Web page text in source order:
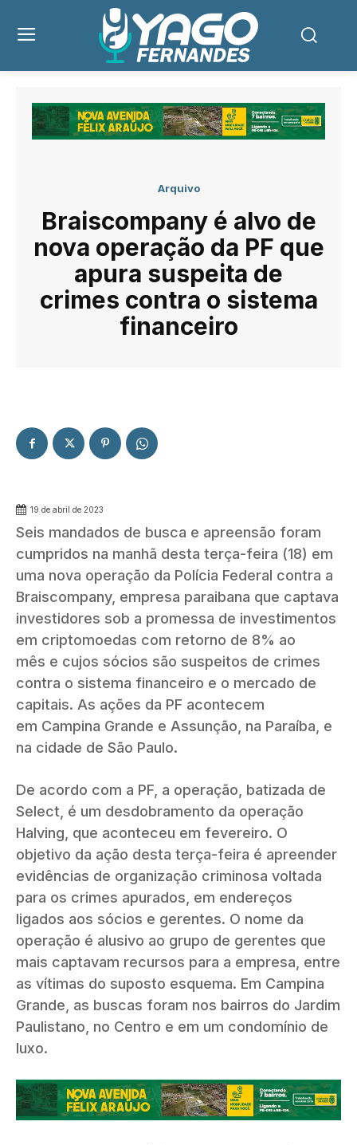
Arquivo
Braiscompany é alvo de
nova operação da PF que
apura suspeita de
crimes contra o sistema
financeiro
19 de abril de 2023
Seis mandados de busca e apreensão foram
cumpridos na manhã desta terça-feira (18) em
uma nova operação da Polícia Federal contra a
Braiscompany, empresa paraibana que captava
investidores sob a promessa de investimentos
em criptomoedas com retorno de 8% ao
mês e cujos sócios são suspeitos de crimes
contra o sistema financeiro e o mercado de
capitais. As ações da PF acontecem
em Campina Grande e Assunção, na Paraíba, e
na cidade de São Paulo.
De acordo com a PF, a operação, batizada de
Select, é um desdobramento da operação
Halving, que aconteceu em fevereiro. O
objetivo da ação desta terça-feira é apreender
evidências de organização criminosa voltada
para os crimes apurados, em endereços
ligados aos sócios e gerentes. O nome da
operação é alusivo ao grupo de gerentes que
mais captavam recursos para a empresa, entre
as vítimas do suposto esquema. Em Campina
Grande, as buscas foram nos bairros do Jardim
Paulistano, no Centro e em um condomínio de
luxo.